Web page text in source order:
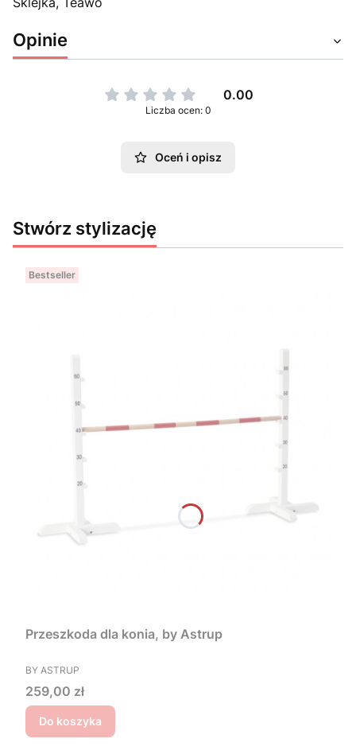
Opinie
0.00
Liczba ocen: 0
Oceń i opisz
Stwórz stylizację
Bestseller
Przeszkoda dla konia, by Astrup
PRODUCENT
BY ASTRUP
Cena
259,00 zł
Do koszyka